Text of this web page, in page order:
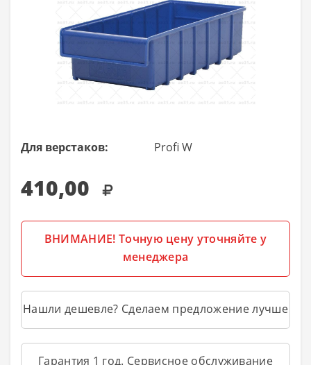
Для верстаков: Profi W
410,00
ВНИМАНИЕ! Точную цену уточняйте у
менеджера
Нашли дешевле? Сделаем предложение лучше
Гарантия 1 год. Сервисное обслуживание